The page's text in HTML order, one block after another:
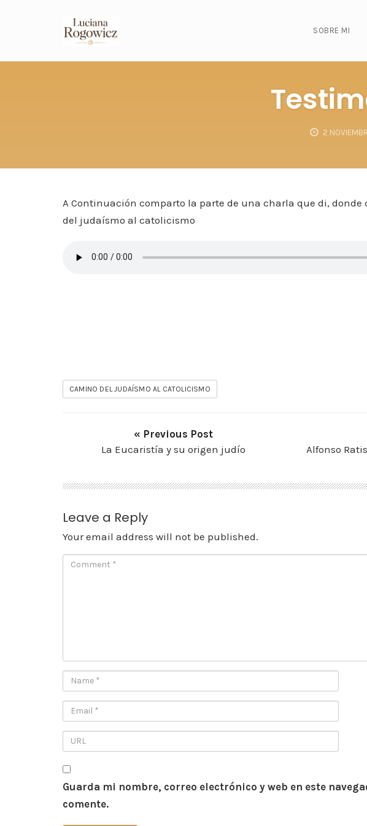
SOBRE MI
2
A Continuación comparto la parte de una charla que di,
del judaísmo al catolicismo
CAMINO DEL JUDAÍSMO AL CATOLICISMO
« Previous Post
La Eucaristía y su origen judío
Alfonso
Leave a Reply
Your email address will not be published.
Guarda mi nombre, correo electrónico y web en este
comente.